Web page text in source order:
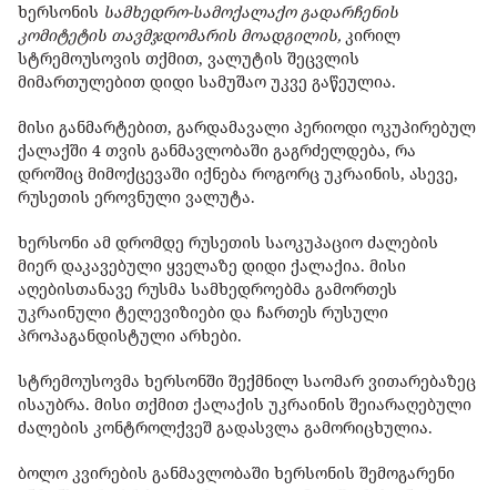
ხერსონის სამხედრო-სამოქალაქო გადარჩენის
კომიტეტის თავმჯდომარის მოადგილის, კირილ
სტრემოუსოვის თქმით, ვალუტის შეცვლის
მიმართულებით დიდი სამუშაო უკვე გაწეულია.
მისი განმარტებით, გარდამავალი პერიოდი ოკუპირებულ
ქალაქში 4 თვის განმავლობაში გაგრძელდება, რა
დროშიც მიმოქცევაში იქნება როგორც უკრაინის, ასევე,
რუსეთის ეროვნული ვალუტა.
ხერსონი ამ დრომდე რუსეთის საოკუპაციო ძალების
მიერ დაკავებული ყველაზე დიდი ქალაქია. მისი
აღებისთანავე რუსმა სამხედროებმა გამორთეს
უკრაინული ტელევიზიები და ჩართეს რუსული
პროპაგანდისტული არხები.
სტრემოუსოვმა ხერსონში შექმნილ საომარ ვითარებაზეც
ისაუბრა. მისი თქმით ქალაქის უკრაინის შეიარაღებული
ძალების კონტროლქვეშ გადასვლა გამორიცხულია.
ბოლო კვირების განმავლობაში ხერსონის შემოგარენი